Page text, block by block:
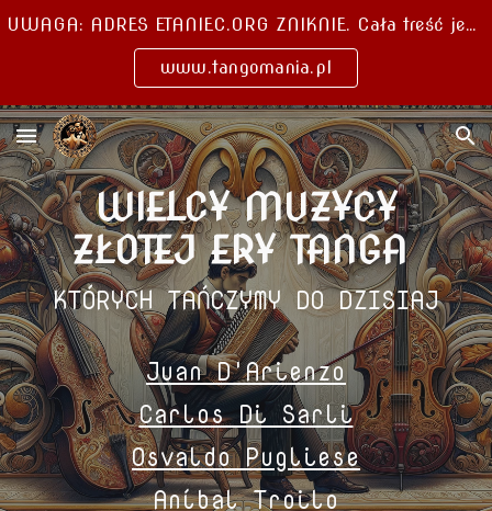
Skip to navigation
UWAGA: ADRES ETANIEC.ORG ZNIKNIE. Cała treść jest teraz pod nowym adresem, zaktualizuj linki
www.tangomania.pl
WIELCY MUZYCY
ZŁOTEJ ERY TANGA
KTÓRYCH TAŃCZYMY DO DZISIAJ
Juan D'Arienzo
Carlos Di Sarli
Osvaldo Pugliese
Aníbal Troilo